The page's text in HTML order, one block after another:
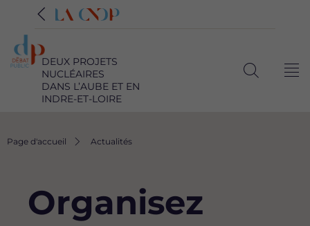
DEUX PROJETS
NUCLÉAIRES
DANS L’AUBE ET EN
INDRE-ET-LOIRE
Fil
Page d'accueil Actualités
Organisez